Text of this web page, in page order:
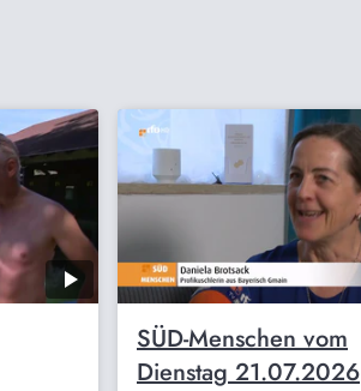
SÜD-Menschen vom
Dienstag 21.07.2026